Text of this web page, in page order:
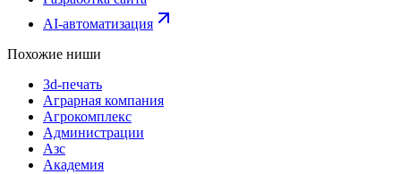
AI-автоматизация
Похожие ниши
3d-печать
Аграрная компания
Агрокомплекс
Администрации
Азс
Академия